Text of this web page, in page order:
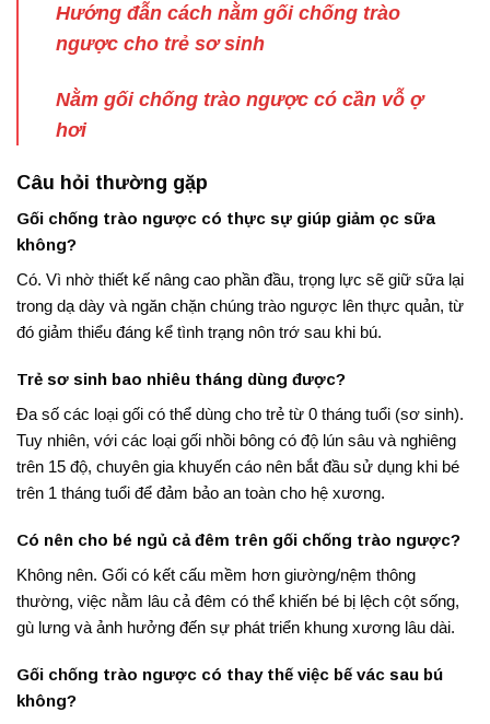
Hướng đẫn cách nằm gối chống trào
ngược cho trẻ sơ sinh
Nằm gối chống trào ngược có cần vỗ ợ
hơi
Câu hỏi thường gặp
Gối chống trào ngược có thực sự giúp giảm ọc sữa
không?
Có. Vì nhờ thiết kế nâng cao phần đầu, trọng lực sẽ giữ sữa lại
trong dạ dày và ngăn chặn chúng trào ngược lên thực quản, từ
đó giảm thiểu đáng kể tình trạng nôn trớ sau khi bú.
Trẻ sơ sinh bao nhiêu tháng dùng được?
Đa số các loại gối có thể dùng cho trẻ từ 0 tháng tuổi (sơ sinh).
Tuy nhiên, với các loại gối nhồi bông có độ lún sâu và nghiêng
trên 15 độ, chuyên gia khuyến cáo nên bắt đầu sử dụng khi bé
trên 1 tháng tuổi để đảm bảo an toàn cho hệ xương.
Có nên cho bé ngủ cả đêm trên gối chống trào ngược?
Không nên. Gối có kết cấu mềm hơn giường/nệm thông
thường, việc nằm lâu cả đêm có thể khiến bé bị lệch cột sống,
gù lưng và ảnh hưởng đến sự phát triển khung xương lâu dài.
Gối chống trào ngược có thay thế việc bế vác sau bú
không?